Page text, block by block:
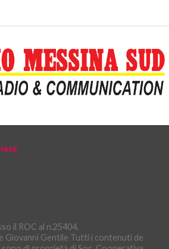
il ROC al n.25404.
Giovanni Gentile Tutti i contenuti de